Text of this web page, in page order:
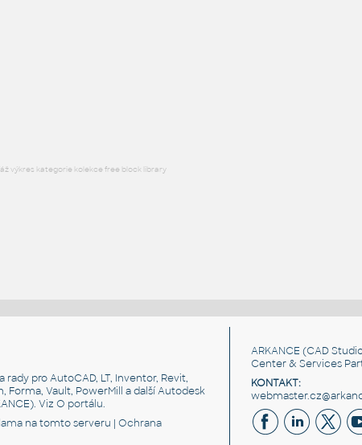
výkres kategorie kolekce free block library
pro AutoCAD, LT, Inventor, Revit,
Forma, Vault, PowerMill a další Autodesk
VizO portálu.
na tomto serveru |Ochrana
ARKANCE (CAD
Center & Services
KONTAKT: